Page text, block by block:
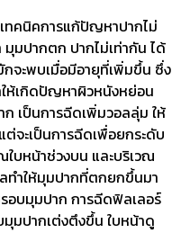
ทคนิคการแก้ปัญหาปากไม่
มปากตก ปากไม่เท่ากัน ได้
จะพบเมื่อมีอายุที่เพิ่มขึ้น ซึ่ง
ให้เกิดปัญหาผิวหนังหย่อน
เป็นการฉีดเพิ่มวอลลุ่ม ให้
จะเป็นการฉีดเพื่อยกระดับ
ใบหน้าช่วงบน และบริเวณ
ทำให้มุมปากที่ตกยกขึ้นมา
อบมุมปาก การฉีดฟิลเลอร์
มปากเต่งตึงขึ้น ใบหน้าดู